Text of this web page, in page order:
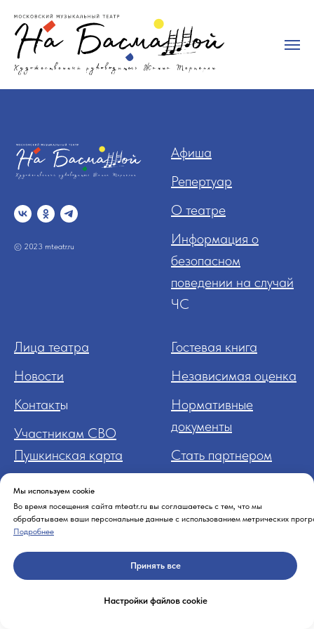
Мы используем cookie
Во время посещения сайта mteatr.ru вы соглашаетесь с тем, что мы
обрабатываем ваши персональные данные с использованием метрических
Подробнее
Принять все
Настройки файлов cookie
© 2023 mteatr.ru
Афиша
Репертуар
О театре
Информация о
безопасном
поведении на случай
ЧС
Лица театра
Новости
Контакты
Участникам СВО
Пушкинская карта
Гостевая книга
Независимая оценка
Нормативные
документы
Стать партнером